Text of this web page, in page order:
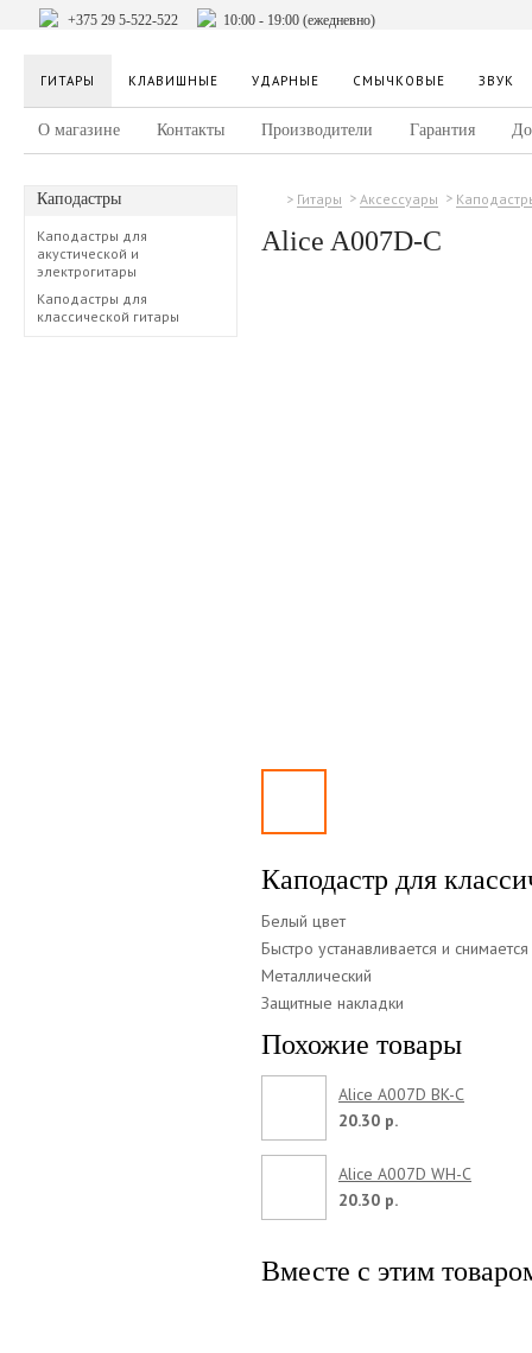
+375 29 5-522-522 10:00 - 19:00 (ежедневно)
ГИТАРЫ КЛАВИШНЫЕ УДАРНЫЕ СМЫЧКОВЫЕ ЗВУК
О магазине Контакты Производители Гарантия
Каподастры
Каподастры для
акустической и
электрогитары
Каподастры для
классической гитары
Гитары Аксессуары
Alice A007D-C
Каподастр для
Белый цвет
Быстро устанавливается и снимается
Металлический
Защитные накладки
Похожие товары
Alice A007D BK-C
20.30 р.
Alice A007D WH-C
20.30 р.
Вместе с этим